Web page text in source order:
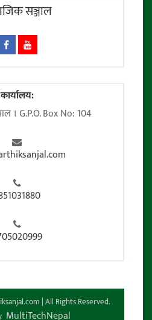
सञ्जाल
कार्यालय:
। G.P.O. Box No: 104
| All Rights Reserved.
MultiTechNepal